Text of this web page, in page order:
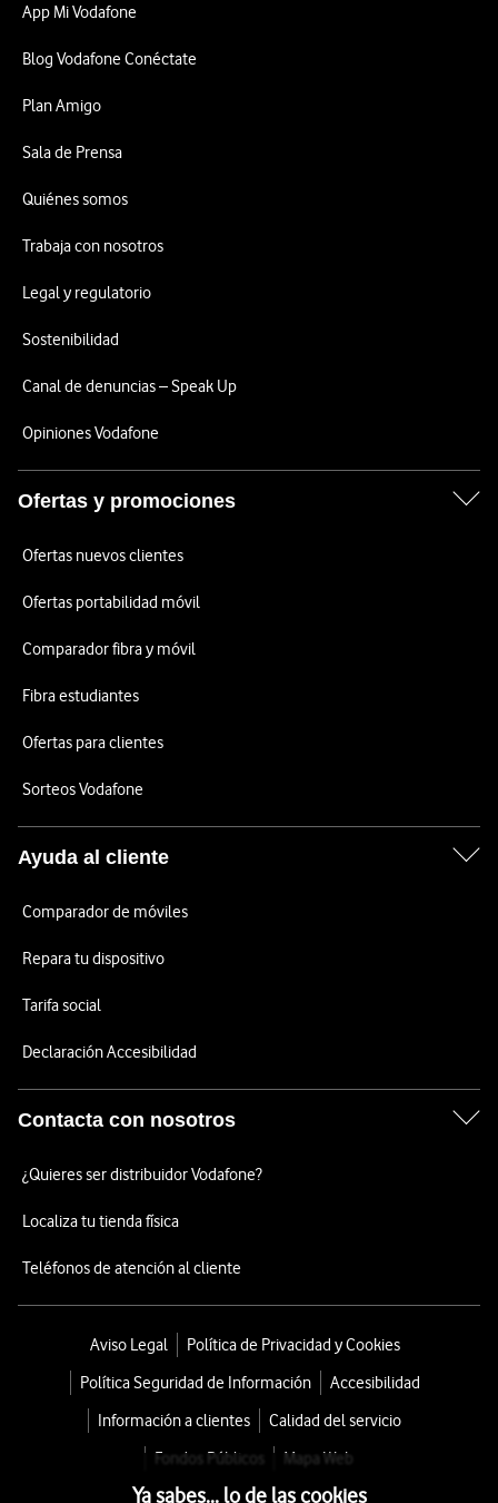
App Mi Vodafone
Blog Vodafone Conéctate
Plan Amigo
Sala de Prensa
Quiénes somos
Trabaja con nosotros
Legal y regulatorio
Sostenibilidad
Canal de denuncias – Speak Up
Opiniones Vodafone
Ofertas y promociones
Ofertas nuevos clientes
Ofertas portabilidad móvil
Comparador fibra y móvil
Fibra estudiantes
Ofertas para clientes
Sorteos Vodafone
Ayuda al cliente
Comparador de móviles
Repara tu dispositivo
Tarifa social
Declaración Accesibilidad
Contacta con nosotros
¿Quieres ser distribuidor Vodafone?
Localiza tu tienda física
Teléfonos de atención al cliente
Aviso Legal
Política de Privacidad y Cookies
Política Seguridad de Información
Accesibilidad
Información a clientes
Calidad del servicio
Fondos Públicos
Mapa Web
Ya sabes... lo de las cookies